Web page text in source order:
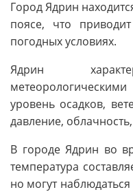
Город Ядрин
поясе, что
погодных условиях.
Ядрин
уровень осадков,
давление,
В городе Ядрин во
температура
но могут